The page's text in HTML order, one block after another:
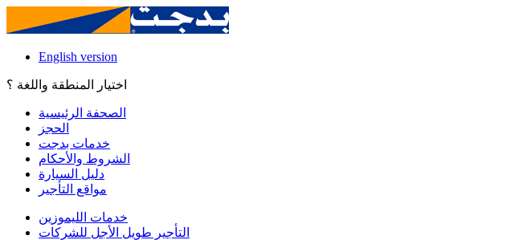
English version
اختيار المنطقة واللغة ؟
الصحفة الرئيسية
الحجز
خدمات بدجت
الشروط والأحكام
دليل السيارة
مواقع التأجير
خدمات الليموزين
التأجير طويل الأجل للشركات